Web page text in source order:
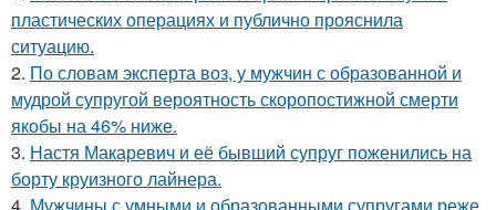
пластических операциях и публично прояснила
ситуацию.
2. По словам эксперта воз, у мужчин с образованной и
мудрой супругой вероятность скоропостижной смерти
якобы на 46% ниже.
3. Настя Макаревич и её бывший супруг поженились на
борту круизного лайнера.